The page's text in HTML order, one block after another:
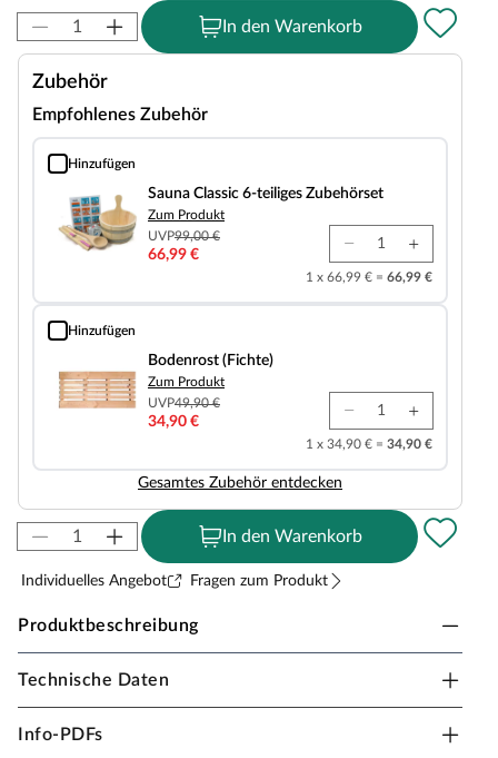
In den Warenkorb
Zubehör
Empfohlenes Zubehör
Hinzufügen
Sauna Classic 6-teiliges Zubehörset
Sauna Classic 6-teiliges Zubehörset
Zum Produkt
UVP99,00 €
66,99 €
1 x 66,99 € = 66,99 €
Hinzufügen
Bodenrost (Fichte)
Bodenrost (Fichte)
Zum Produkt
UVP49,90 €
34,90 €
1 x 34,90 € = 34,90 €
Gesamtes Zubehör entdecken
In den Warenkorb
Individuelles Angebot Fragen zum Produkt
Produktbeschreibung
Sicherheitshinweise
Saunafässer, Kotas, Infrarotkabinen, Saunaöfen etc.)
Technische Daten
Info-PDFs